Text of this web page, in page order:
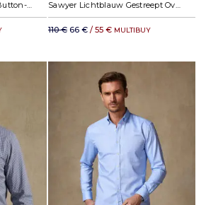
Wit visgraat overhemd - Button-down kraag Sawyer Lichtblauw Gestreept Overhemd - Button-down kraag
110 € 66 € / 55 € MULTIBUY